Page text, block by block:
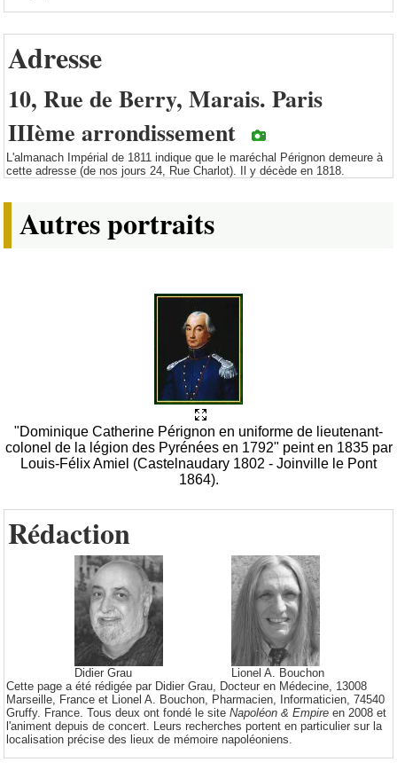
Adresse
10, Rue de Berry, Marais. Paris
IIIème arrondissement
L'almanach Impérial de 1811 indique que le maréchal Pérignon demeure à
cette adresse (de nos jours 24, Rue Charlot). Il y décède en 1818.
Autres portraits
"Dominique Catherine Pérignon en uniforme de lieutenant-
colonel de la légion des Pyrénées en 1792" peint en 1835 par
Louis-Félix Amiel (Castelnaudary 1802 - Joinville le Pont
1864).
Rédaction
Didier Grau
Lionel A. Bouchon
Cette page a été rédigée par Didier Grau, Docteur en Médecine, 13008
Marseille, France et Lionel A. Bouchon, Pharmacien, Informaticien, 74540
Gruffy. France. Tous deux ont fondé le site Napoléon & Empire en 2008 et
l'animent depuis de concert. Leurs recherches portent en particulier sur la
localisation précise des lieux de mémoire napoléoniens.